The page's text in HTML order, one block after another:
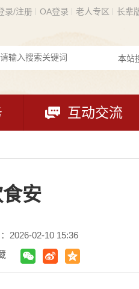
录/注册 OA登录 老人专区 长辈
互动交流
安
2026-02-10 15:36